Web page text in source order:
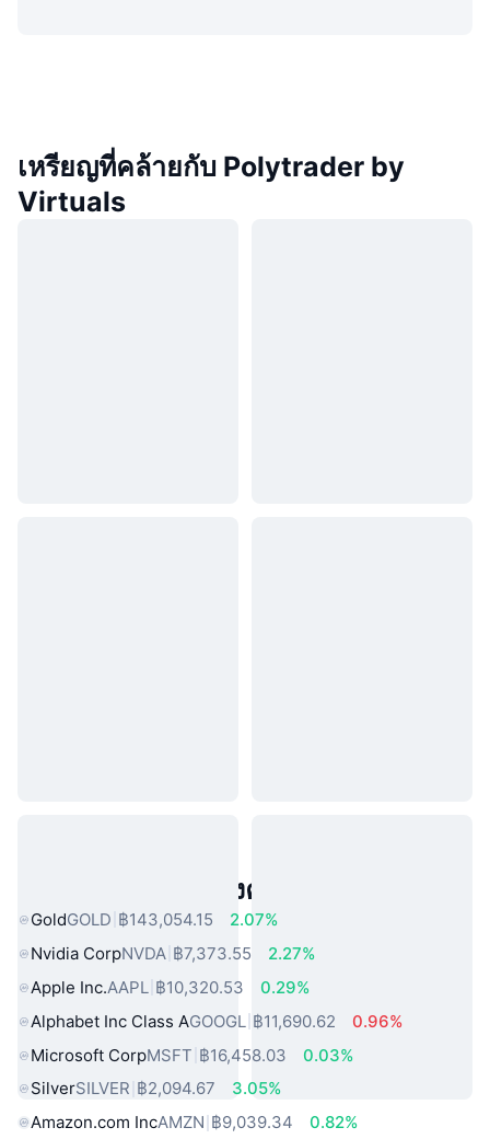
เหรียญที่คล้ายกับ Polytrader by
Virtuals
สินทรัพย์ในโลกแห่งความจริงยอดนิยม
GoldGOLD ฿143,054.15
2.07%
Nvidia CorpNVDA ฿7,373.55
2.27%
Apple Inc.AAPL ฿10,320.53
0.29%
Alphabet Inc Class AGOOGL ฿11,690.62
0.96%
Microsoft CorpMSFT ฿16,458.03
0.03%
SilverSILVER ฿2,094.67
3.05%
Amazon.com IncAMZN ฿9,039.34 0.82%